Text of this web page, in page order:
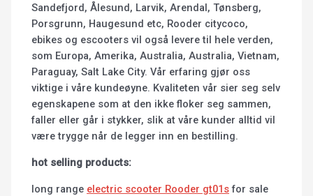
Sandefjord, Ålesund, Larvik, Arendal, Tønsberg,
Porsgrunn, Haugesund etc, Rooder citycoco,
ebikes og escooters vil også levere til hele verden,
som Europa, Amerika, Australia, Australia, Vietnam,
Paraguay, Salt Lake City. Vår erfaring gjør oss
viktige i våre kundeøyne. Kvaliteten vår sier seg selv
egenskapene som at den ikke floker seg sammen,
faller eller går i stykker, slik at våre kunder alltid vil
være trygge når de legger inn en bestilling.
hot selling products:
long range electric scooter Rooder gt01sfor sale